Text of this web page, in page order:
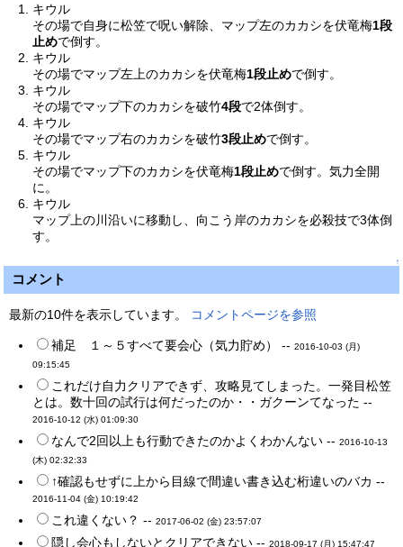
キウル
その場で自身に松笠で呪い解除、マップ左のカカシを伏竜梅1段
止めで倒す。
キウル
その場でマップ左上のカカシを伏竜梅1段止めで倒す。
キウル
その場でマップ下のカカシを破竹4段で2体倒す。
キウル
その場でマップ右のカカシを破竹3段止めで倒す。
キウル
その場でマップ下のカカシを伏竜梅1段止めで倒す。気力全開
に。
キウル
マップ上の川沿いに移動し、向こう岸のカカシを必殺技で3体倒
す。
↑
コメント
最新の10件を表示しています。 コメントページを参照
補足 １～５すべて要会心（気力貯め） --2016-10-03 (月)
09:15:45
これだけ自力クリアできず、攻略見てしまった。一発目松笠
とは。数十回の試行は何だったのか・・ガクーンてなった --
2016-10-12 (水) 01:09:30
なんで2回以上も行動できたのかよくわかんない --2016-10-13
(木) 02:32:33
↑確認もせずに上から目線で間違い書き込む桁違いのバカ --
2016-11-04 (金) 10:19:42
これ違くない？ --2017-06-02 (金) 23:57:07
隠し会心もしないとクリアできない --2018-09-17 (月) 15:47:47